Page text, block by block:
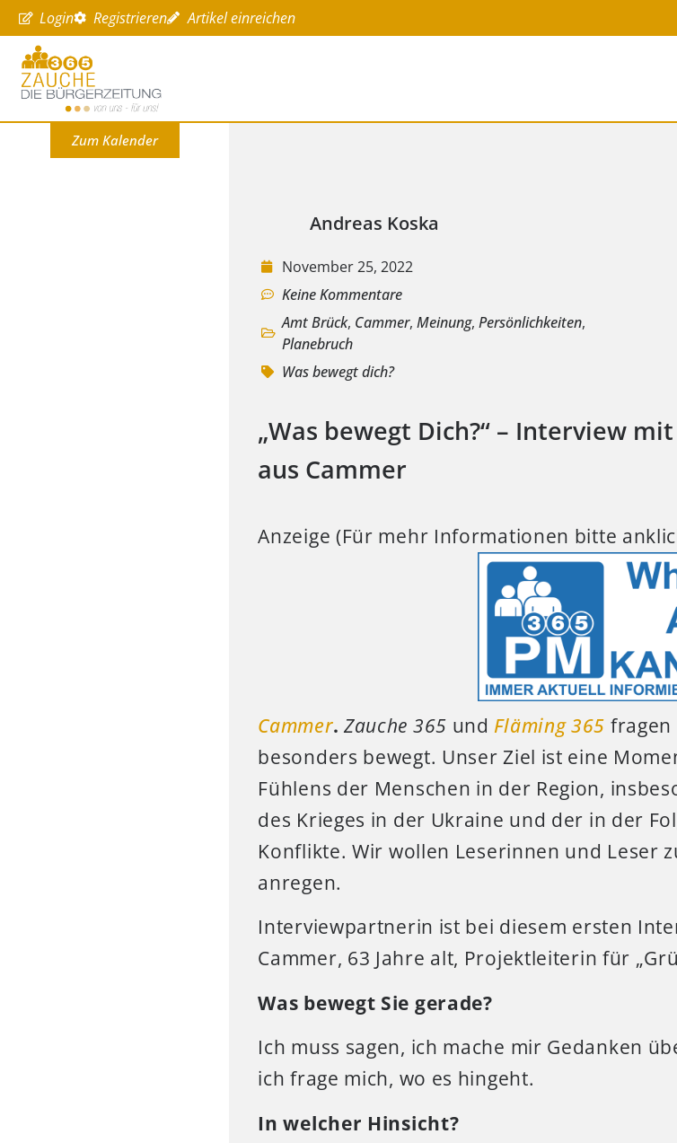
Login Registrieren Artikel einreichen
Zum Kalender
Andreas Koska
November 25, 2022
Keine Kommentare
Amt Brück, Cammer,Meinung,Persönlichkeiten,
Planebruch
Was bewegt dich?
„Was bewegt Dich?“ – Interview
aus Cammer
Anzeige (Für mehr Informationen bitte
Cammer. Zauche 365 und Fläming 365 fragen
besonders bewegt. Unser Ziel ist eine
Fühlens der Menschen in der Region,
des Krieges in der Ukraine und der in der
Konflikte. Wir wollen Leserinnen und Leser
anregen.
Interviewpartnerin ist bei diesem ersten
Cammer, 63 Jahre alt, Projektleiterin für
Was bewegt Sie gerade?
Ich muss sagen, ich mache mir Gedanken
ich frage mich, wo es hingeht.
In welcher Hinsicht?